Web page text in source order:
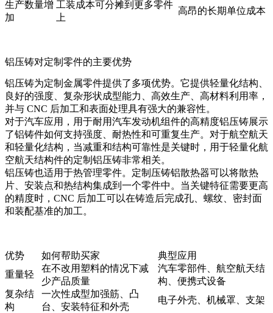
生产数量增
加
工装成本可分摊到更多零件
上
高昂的长期单位成本
铝压铸对定制零件的主要优势
铝压铸为定制金属零件提供了多项优势。它提供轻量化结构、
良好的强度、复杂形状成型能力、高效生产、高材料利用率，
并与 CNC 后加工和表面处理具有强大的兼容性。
对于汽车应用， 用于耐用汽车发动机组件的高精度铝压铸展示
了铝铸件如何支持强度、耐热性和可重复生产。对于航空航天
和轻量化结构，当减重和结构可靠性是关键时， 用于轻量化航
空航天结构件的定制铝压铸非常相关。
铝压铸也适用于热管理零件。 定制压铸铝散热器可以将散热
片、安装点和热结构集成到一个零件中。当关键特征需要更高
的精度时， CNC 后加工可以在铸造后完成孔、螺纹、密封面
和装配基准的加工。
优势 如何帮助买家
典型应用
重量轻
在不改用塑料的情况下减
少产品质量
汽车零部件、航空航天结
构、便携式设备
复杂结
构
一次性成型加强筋、凸
台、安装特征和外壳
电子外壳、机械罩、支架